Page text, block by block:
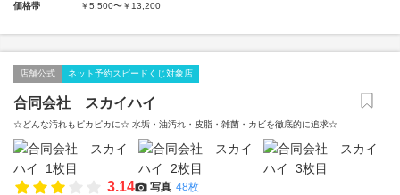
価格帯
￥5,500〜￥13,200
店舗公式 ネット予約スピードくじ対象店
合同会社 スカイハイ
☆どんな汚れもピカピカに☆ 水垢・油汚れ・皮脂・雑菌・カビを徹底的に追求☆
3.14 写真 48枚